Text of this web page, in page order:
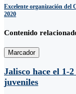
Excelente organización
2020
Contenido
Marcador
Jalisco hace el 1-
juveniles